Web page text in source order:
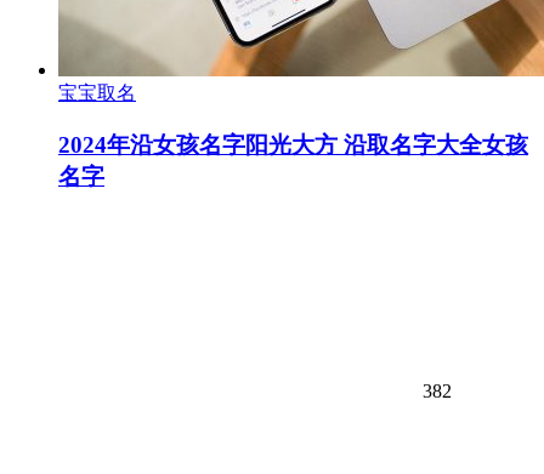
宝宝取名
2024年沿女孩名字阳光大方 沿取名字大全女孩
名字
382